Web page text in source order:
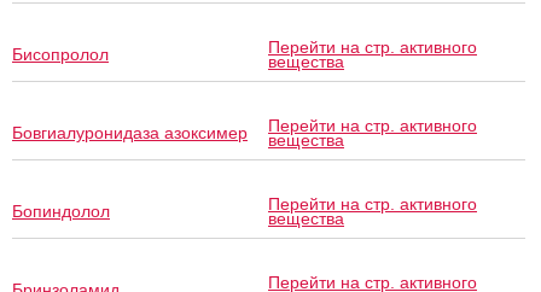
Бисопролол Перейти на стр. активного
вещества
Бовгиалуронидаза азоксимер Перейти на стр. активного
вещества
Бопиндолол Перейти на стр. активного
вещества
Перейти на стр. активного